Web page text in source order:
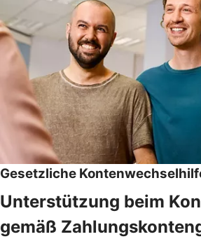
Gesetzliche
Unterstützung beim
gemäß